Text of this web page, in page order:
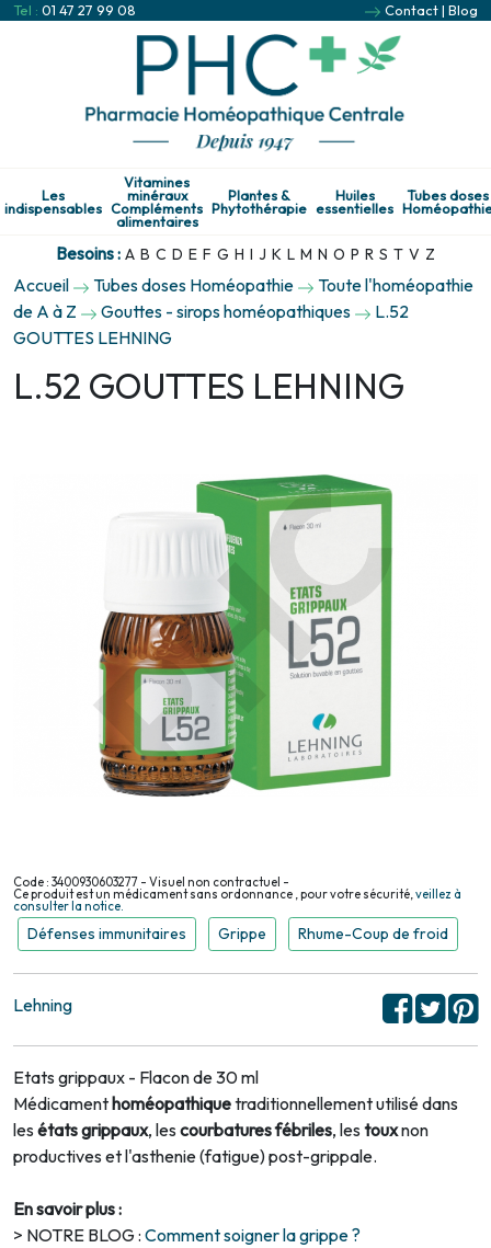
Tel : 01 47 27 99 08 Contact| Blog
Les
indispensables
Vitamines
minéraux
Compléments
alimentaires
Plantes &
Phytothérapie
Huiles
essentielles
Tubes doses
Besoins : A B C D E F G H I J K L M N O P R S T V Z
Accueil Tubes doses Homéopathie
Toute l'homéopathie
de A à Z
Gouttes - sirops homéopathiques
L.52
GOUTTES LEHNING
L.52 GOUTTES LEHNING
Code : 3400930603277 - Visuel non contractuel -
Ce produit est un médicament sans ordonnance , pour votre sécurité,veillez à
consulter la notice.
Défenses immunitaires Grippe Rhume-Coup de froid
Lehning
Etats grippaux - Flacon de 30 ml
Médicamenthoméopathiquetraditionnellement utilisé dans
les états grippaux, les courbatures fébriles, les touxnon
productives et l'asthenie (fatigue) post-grippale.
En savoir plus :
> NOTRE BLOG : Comment soigner la grippe ?